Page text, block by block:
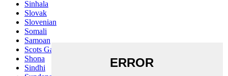
Sinhala
Slovak
Slovenian
Somali
Samoan
Scots Gaelic
Shona
Sindhi